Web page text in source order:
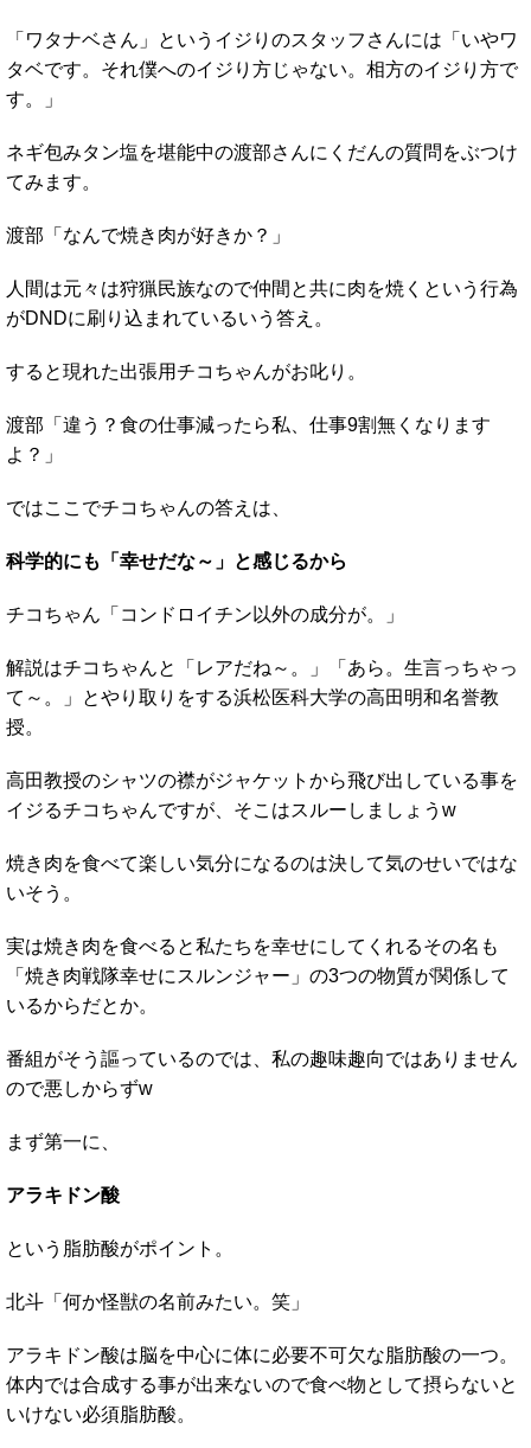
「ワタナベさん」というイジりのスタッフさんには「いやワ
タベです。それ僕へのイジり方じゃない。相方のイジり方で
す。」
ネギ包みタン塩を堪能中の渡部さんにくだんの質問をぶつけ
てみます。
渡部「なんで焼き肉が好きか？」
人間は元々は狩猟民族なので仲間と共に肉を焼くという行為
がDNDに刷り込まれているいう答え。
すると現れた出張用チコちゃんがお叱り。
渡部「違う？食の仕事減ったら私、仕事9割無くなります
よ？」
ではここでチコちゃんの答えは、
科学的にも「幸せだな～」と感じるから
チコちゃん「コンドロイチン以外の成分が。」
解説はチコちゃんと「レアだね～。」「あら。生言っちゃっ
て～。」とやり取りをする浜松医科大学の高田明和名誉教
授。
高田教授のシャツの襟がジャケットから飛び出している事を
イジるチコちゃんですが、そこはスルーしましょうw
焼き肉を食べて楽しい気分になるのは決して気のせいではな
いそう。
実は焼き肉を食べると私たちを幸せにしてくれるその名も
「焼き肉戦隊幸せにスルンジャー」の3つの物質が関係して
いるからだとか。
番組がそう謳っているのでは、私の趣味趣向ではありません
ので悪しからずw
まず第一に、
アラキドン酸
という脂肪酸がポイント。
北斗「何か怪獣の名前みたい。笑」
アラキドン酸は脳を中心に体に必要不可欠な脂肪酸の一つ。
体内では合成する事が出来ないので食べ物として摂らないと
いけない必須脂肪酸。